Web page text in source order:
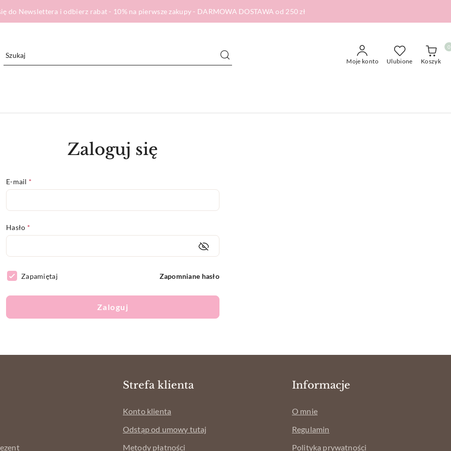
do Newslettera i odbierz rabat - 10% na pierwsze zakupy - DARMOWA DOSTAWA od 250 zł
Moje konto Ulubione Koszyk
0
Zaloguj się
E-mail *
Hasło *
Zapamiętaj Zapomniane hasło
Zaloguj
Strefa klienta
Konto klienta
Odstąp od umowy tutaj
Metody płatności
Informacje
O mnie
Regulamin
Polityka prywatności